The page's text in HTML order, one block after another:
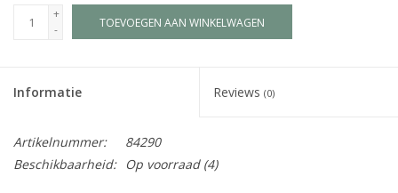
+
-
TOEVOEGEN AAN WINKELWAGEN
Informatie Reviews (0)
Artikelnummer:
84290
Beschikbaarheid:
Op voorraad(4)